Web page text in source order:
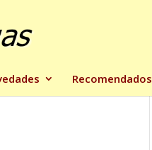
Recomendados